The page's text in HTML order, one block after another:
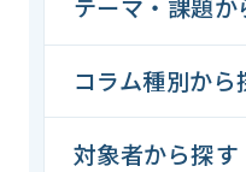
テーマ・課題か
コラム種別から
対象者から探す